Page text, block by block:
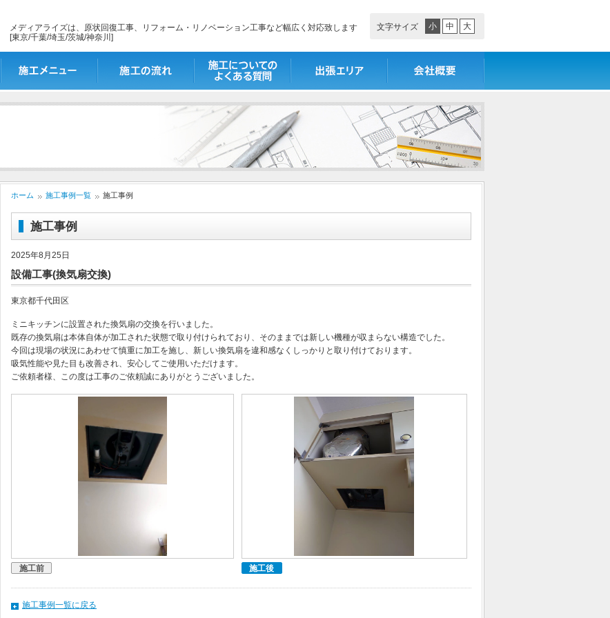
メディアライズは、原状回復工事、リフォーム・リノベーション工事など幅広く対応致します
[東京/千葉/埼玉/茨城/神奈川]
文字サイズ 小 中 大
る質問
ホーム 施工事例一覧 施工事例
施工事例
2025年8月25日
設備工事(換気扇交換)
東京都千代田区
ミニキッチンに設置された換気扇の交換を行いました。
既存の換気扇は本体自体が加工された状態で取り付けられており、そのままでは新しい機種が収まらない構造でした。
今回は現場の状況にあわせて慎重に加工を施し、新しい換気扇を違和感なくしっかりと取り付けております。
吸気性能や見た目も改善され、安心してご使用いただけます。
ご依頼者様、この度は工事のご依頼誠にありがとうございました。
施工前 施工後
施工事例一覧に戻る